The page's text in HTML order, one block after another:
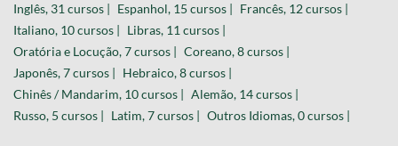
Inglês, 31 cursos | Espanhol, 15 cursos | Francês, 12 cursos |
Italiano, 10 cursos | Libras, 11 cursos |
Oratória e Locução, 7 cursos | Coreano, 8 cursos |
Japonês, 7 cursos | Hebraico, 8 cursos |
Chinês / Mandarim, 10 cursos | Alemão, 14 cursos |
Russo, 5 cursos | Latim, 7 cursos | Outros Idiomas, 0 cursos |